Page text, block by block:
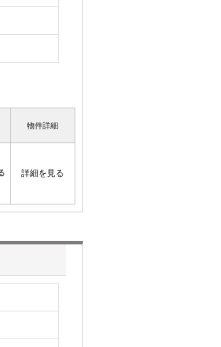
物件詳細
詳細を見る